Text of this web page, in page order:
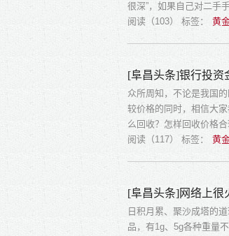
很深”，如果自己对二手
阅读（103） 标签： 黄
[阜昌头条]银行投资
众所周知，不论是我国
较价格的同时，相信大
么回收？怎样回收价格合
阅读（117） 标签： 黄
[阜昌头条]网络上很
日积月累、聚沙成塔的
品，有1g、5g各种重量